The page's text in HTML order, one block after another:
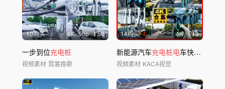
10购买 4K 50p 1'56
一步到位充电桩
视频素材 霓裳挽歌
14购买 4K 1'13
新能源汽车充电桩电车快速
视频素材 KACA视觉